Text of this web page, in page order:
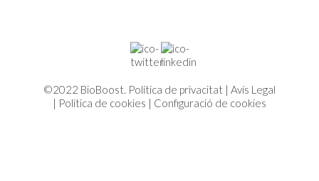
©2022 BioBoost. Política de privacitat | Avís Legal
| Política de cookies | Configuració de cookies